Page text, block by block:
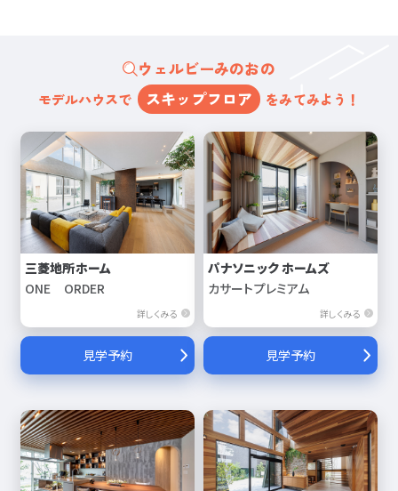
ウェルビーみのおの
モデルハウスで スキップフロア をみてみよう！
三菱地所ホーム
ONE ORDER
詳しくみる
見学予約
パナソニック ホームズ
カサートプレミアム
詳しくみる
見学予約